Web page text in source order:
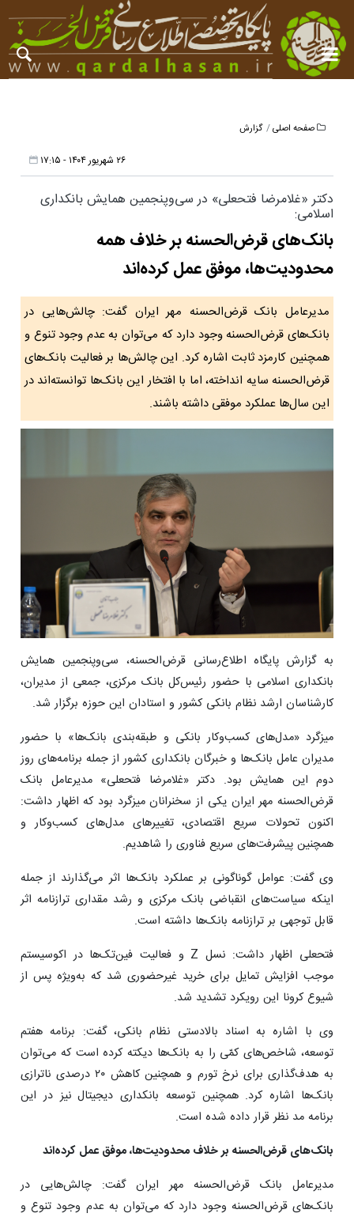
صفحه اصلی گزارش
۲۶ شهریور ۱۴۰۴ - ۱۷:۱۵
دکتر «غلامرضا فتحعلی» در سی‌وپنجمین همایش بانکداری
اسلامی:
بانک‌های قرض‌الحسنه بر خلاف همه
محدودیت‌ها، موفق عمل کرده‌اند
مدیرعامل بانک قرض‌الحسنه مهر ایران گفت: چالش‌هایی در
بانک‌های قرض‌الحسنه وجود دارد که می‌توان به عدم وجود تنوع و
‌همچنین کارمزد ثابت اشاره کرد. این چالش‌ها بر فعالیت بانک‌های
قرض‌الحسنه سایه انداخته، اما با افتخار این بانک‌ها توانسته‌اند در
این سال‌ها عملکرد موفقی داشته باشند.
به گزارش پایگاه اطلاع‌رسانی قرض‌الحسنه، سی‌وپنجمین همایش
بانکداری اسلامی با حضور رئیس‌کل بانک مرکزی، جمعی از مدیران،
کارشناسان ارشد نظام بانکی کشور و استادان این حوزه برگزار شد.
میزگرد «مدل‌های کسب‌وکار بانکی و طبقه‌بندی بانک‌ها» با حضور
مدیران عامل بانک‌ها و ‌خبرگان بانکداری کشور از جمله برنامه‌های روز
دوم این همایش بود. دکتر «غلامرضا فتحعلی» مدیرعامل بانک
قرض‌الحسنه مهر ایران یکی از سخنرانان میزگرد بود که اظهار داشت:
اکنون تحولات سریع اقتصادی، تغییرهای مدل‌های کسب‌وکار و
همچنین ‌پیشرفت‌های سریع فناوری را شاهدیم.
وی گفت: عوامل گوناگونی بر عملکرد بانک‌ها اثر می‌گذارند از جمله
اینکه سیاست‌های انقباضی بانک مرکزی و ‌رشد مقداری ترازنامه اثر
قابل توجهی بر ترازنامه بانک‌ها داشته است.
فتحعلی اظهار داشت: نسل Z و فعالیت فین‌تک‌ها در اکوسیستم
موجب افزایش تمایل برای خرید غیرحضوری شد که به‌ویژه پس از
شیوع کرونا این رویکرد تشدید شد.
وی با اشاره به اسناد بالادستی نظام بانکی، گفت: برنامه هفتم
‌توسعه، شاخص‌های کمّی را به بانک‌ها دیکته کرده است که می‌توان
به هدف‌گذاری برای نرخ تورم و ‌همچنین کاهش ۲۰ درصدی ناترازی
بانک‌ها اشاره کرد. همچنین توسعه بانکداری دیجیتال نیز در این
برنامه مد نظر قرار داده شده است.
بانک‌های قرض‌الحسنه بر خلاف محدودیت‌ها، موفق عمل کرده‌اند
مدیرعامل بانک قرض‌الحسنه مهر ایران گفت: چالش‌هایی در
بانک‌های قرض‌الحسنه وجود دارد که می‌توان به عدم وجود تنوع و